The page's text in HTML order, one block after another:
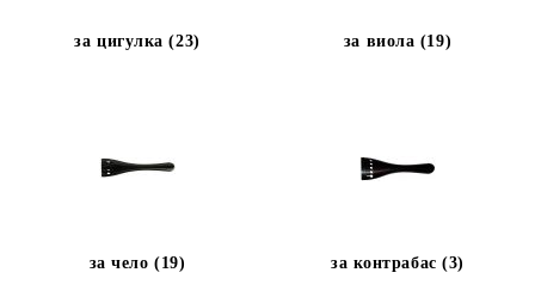
за цигулка (23) за виола (19)
за чело (19) за контрабас (3)